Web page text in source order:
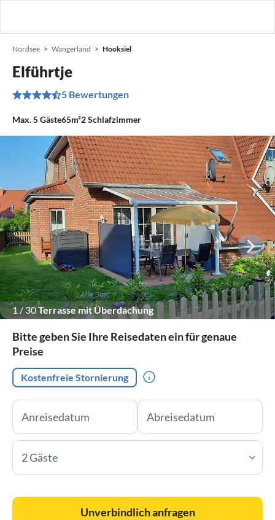
Nordsee Wangerland Hooksiel
Elführtje
5 Bewertungen
Max.5Gäste65m²2Schlafzimmer
1/30Terrasse mit Überdachung
Bitte geben Sie Ihre Reisedaten ein für genaue
Preise
Kostenfreie Stornierung
2 Gäste
Unverbindlich anfragen